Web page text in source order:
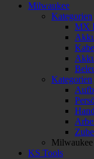
Milwaukee
Kategorien
MX
Kategorien
Milwaukee
KS Tools